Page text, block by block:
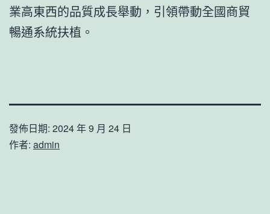
業高東西的品質成長舉動，引領帶動全國商貿
暢通系統扶植。
發佈日期: 2024 年 9 月 24 日
作者: admin